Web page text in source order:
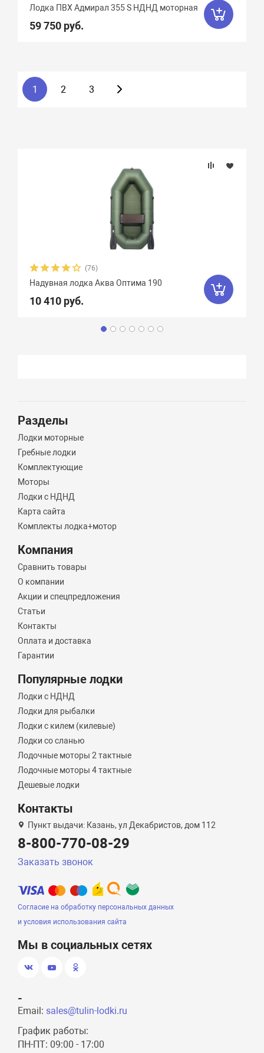
Лодка ПВХ Адмирал 355 S НДНД моторная
59 750 руб.
1 2 3
(76)
Надувная лодка Аква Оптима 190
10 410 руб.
Разделы
Лодки моторные
Гребные лодки
Комплектующие
Моторы
Лодки с НДНД
Карта сайта
Комплекты лодка+мотор
Компания
Сравнить товары
О компании
Акции и спецпредложения
Статьи
Контакты
Оплата и доставка
Гарантии
Популярные лодки
Лодки с НДНД
Лодки для рыбалки
Лодки с килем (килевые)
Лодки со сланью
Лодочные моторы 2 тактные
Лодочные моторы 4 тактные
Дешевые лодки
Контакты
Пункт выдачи: Казань, ул Декабристов, дом 112
8-800-770-08-29
Заказать звонок
Согласие на обработку персональных данных
и условия использования сайта
Мы в социальных сетях
-
Email: sales@tulin-lodki.ru
График работы:
ПН-ПТ: 09:00 - 17:00